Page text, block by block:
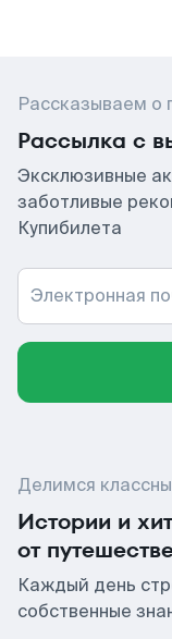
Рассказываем о
Рассылка с
Эксклюзивные
заботливые
Купибилета
Электронная
Делимся
Истории и
от
Каждый день
собственные